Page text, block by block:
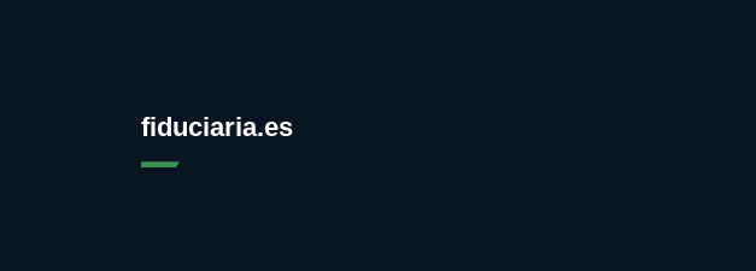
fiduciaria.es